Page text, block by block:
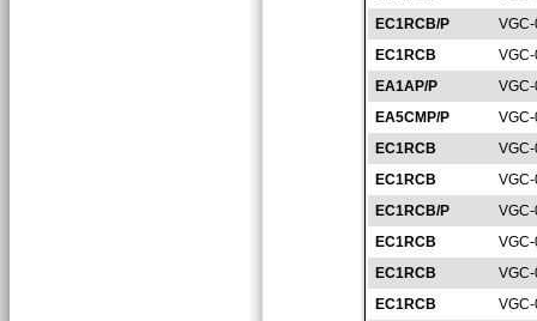
EC1RCB/P
EC1RCB
EA1AP/P
EA5CMP/P
EC1RCB
EC1RCB
EC1RCB/P
EC1RCB
EC1RCB
EC1RCB